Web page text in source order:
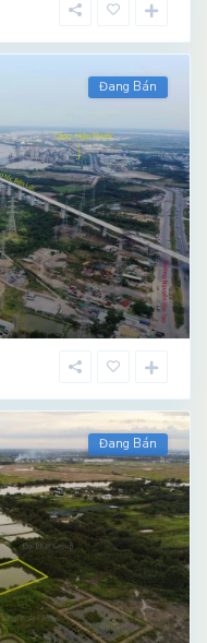
Đang Bán
Đang Bán